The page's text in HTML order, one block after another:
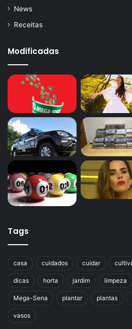
News
Receitas
Modificadas
Tags
casa cuidados cuidar
dicas horta jardim limpeza
Mega-Sena plantar plantas
vasos